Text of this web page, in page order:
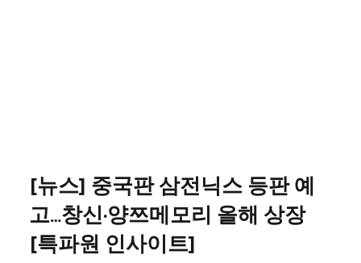
[뉴스] 중국판 삼전닉스 등판 예
고…창신·양쯔메모리 올해 상장
[특파원 인사이트]